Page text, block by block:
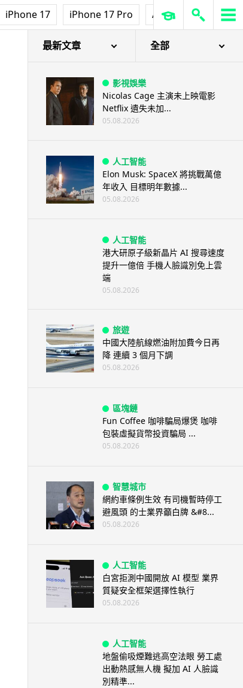
iPhone 17 iPhone 17 Pro AirPods Pro 3
最新文章 全部
影視娛樂
Nicolas Cage 主演未上映電影
Netflix 遺失未加...
05.08.2026
人工智能
Elon Musk: SpaceX 將挑戰萬億
年收入 目標明年數據...
05.08.2026
人工智能
港大研原子級新晶片 AI 搜尋速度
提升一億倍 手機人臉識別免上雲
端
05.08.2026
旅遊
中國大陸航線燃油附加費今日再
降 連續 3 個月下調
05.08.2026
區塊鏈
Fun Coffee 咖啡騙局爆煲 咖啡
包裝虛擬貨幣投資騙局 ...
05.08.2026
智慧城市
網約車條例生效 有司機暫時停工
避風頭 的士業界籲白牌 &#8...
05.08.2026
人工智能
白宮拒測中國開放 AI 模型 業界
質疑安全框架選擇性執行
05.08.2026
人工智能
地盤偷吸煙難逃高空法眼 勞工處
出動熱感無人機 擬加 AI 人臉識
別精準...